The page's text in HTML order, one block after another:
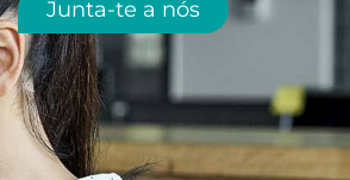
Junta-te a nós